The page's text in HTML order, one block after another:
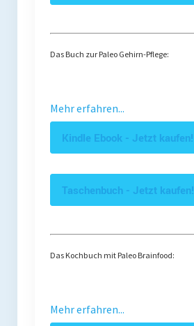
Das Buch zur Paleo Gehirn-Pflege:
Mehr erfahren...
Kindle Ebook - Jetzt kaufen!
Taschenbuch - Jetzt kaufen!
Das Kochbuch mit Paleo Brainfood:
Mehr erfahren...